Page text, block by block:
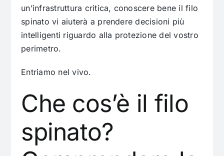
un’infrastruttura critica, conoscere bene il filo
spinato vi aiuterà a prendere decisioni più
intelligenti riguardo alla protezione del vostro
perimetro.
Entriamo nel vivo.
Che cos’è il filo
spinato?